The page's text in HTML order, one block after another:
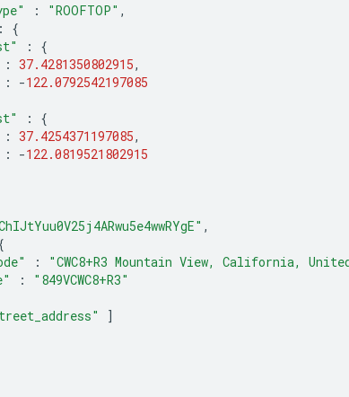
: "ROOFTOP" ,
:
{
:
{
: 37.4281350802915,
: -122.0792542197085
:
{
: 37.4254371197085,
: -122.0819521802915
,
: "CWC8+R3 Mountain View, California,
:
"849VCWC8+R3"
]